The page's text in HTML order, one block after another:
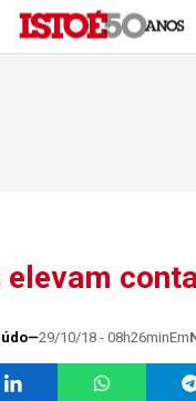
elevam
29/10/18 - 08h26minEm